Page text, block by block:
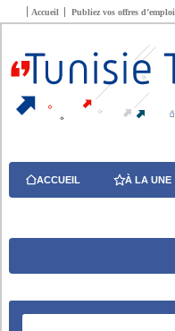
Accueil Publiez vos offres d’emploi
ACCUEIL À LA UNE